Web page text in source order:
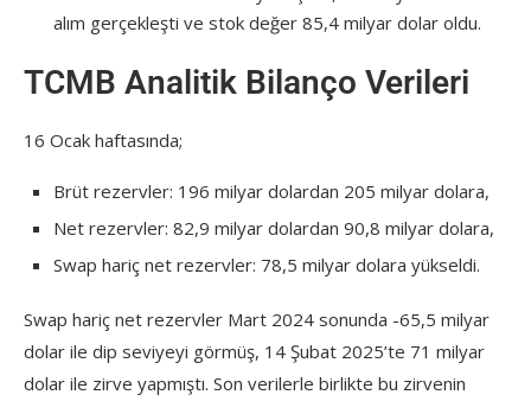
alım gerçekleşti ve stok değer 85,4 milyar dolar oldu.
TCMB Analitik Bilanço Verileri
16 Ocak haftasında;
Brüt rezervler: 196 milyar dolardan 205 milyar dolara,
Net rezervler: 82,9 milyar dolardan 90,8 milyar dolara,
Swap hariç net rezervler: 78,5 milyar dolara yükseldi.
Swap hariç net rezervler Mart 2024 sonunda -65,5 milyar
dolar ile dip seviyeyi görmüş, 14 Şubat 2025’te 71 milyar
dolar ile zirve yapmıştı. Son verilerle birlikte bu zirvenin